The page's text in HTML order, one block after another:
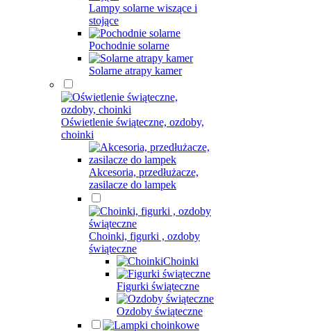
Lampy solarne wiszące i
stojące
Pochodnie solarne
Solarne atrapy kamer
Oświetlenie świąteczne, ozdoby,
choinki
Akcesoria, przedłużacze,
zasilacze do lampek
Choinki, figurki , ozdoby
świąteczne
Choinki
Figurki świąteczne
Ozdoby świąteczne